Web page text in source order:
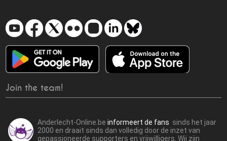
Join the team!
Anderlecht-Online.beinformeert de fans sinds het jaar
2000 en draait sinds dan volledig door de inzet van
gepassioneerde supporters en vrijwilligers. Wij zijn